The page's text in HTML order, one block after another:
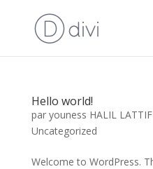
Hello world!
par youness HALIL LATTIF
Uncategorized
Welcome to WordPress.